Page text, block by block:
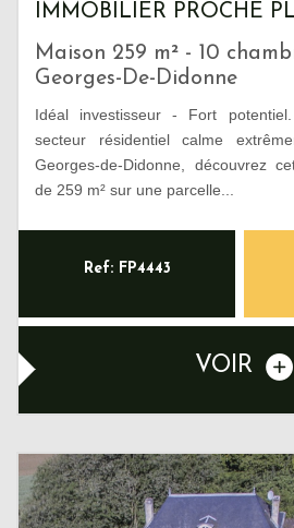
IMMOBILIER PROCHE
Maison 259 m² - 10
Georges-De-Didonne
Idéal investisseur - Fort
secteur résidentiel calme
Georges-de-Didonne, découvrez
de 259 m² sur une parcelle...
Ref: FP4443
VOIR